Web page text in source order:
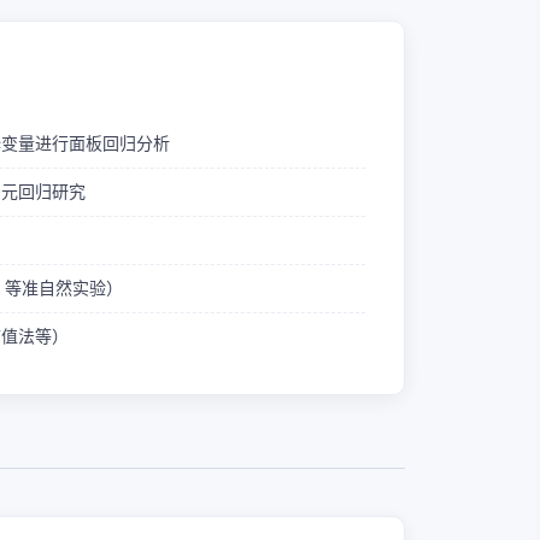
量进行面板回归分析
回归研究
准自然实验）
法等）